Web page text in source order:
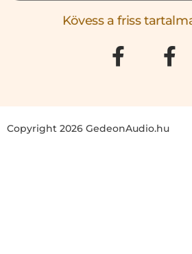
Kövess a friss
Copyright 2026 GedeonAudio.hu